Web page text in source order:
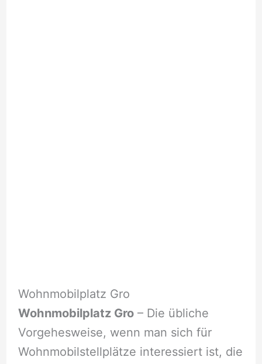
Wohnmobilplatz Gro
Wohnmobilplatz Gro– Die übliche
Vorgehesweise, wenn man sich für
Wohnmobilstellplätze interessiert ist, die